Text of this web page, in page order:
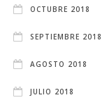
OCTUBRE 2018
SEPTIEMBRE 2018
AGOSTO 2018
JULIO 2018